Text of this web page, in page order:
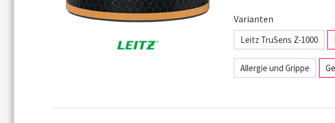
Varianten
Leitz TruSens Z-1000
Allergie und Grippe